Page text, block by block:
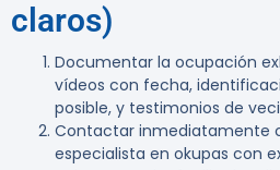
claros)
Documentar la ocupación
vídeos con fecha,
posible, y testimonios de
Contactar inmediatamente
especialista en okupas con